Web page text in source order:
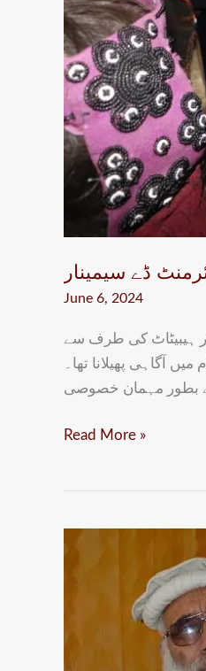
ڈے سیمینار
June 6, 2024
ہیبیٹاٹ کی طرف سے
آگاہی پھیلانا تھا۔
بطور مہمان خصوصی
میں
ورلڈ
انوائرمنٹ
ڈے
سیمینار
Read More »